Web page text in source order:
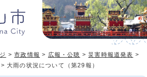
>市政情報 > 広報・公聴 > 災害時報道発表 >
> 大雨の状況について（第29報）